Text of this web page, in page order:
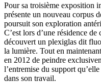
Pour sa troisième exposition
présente un nouveau corpus
poursuit son exploration
C’est lors d’une résidence
découvert un plexiglas dit
la lumière. Tout en
en 2012 de peindre
l’entremise du support
dans son travail.